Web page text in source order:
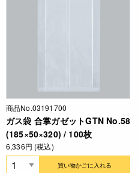
商品No.03191700
ガス袋 合掌ガゼットGTN No.58
(185×50×320) / 100枚
6,336円 (税込)
買い物かごに入れる